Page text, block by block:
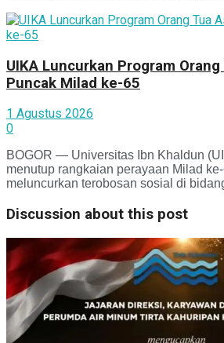
UIKA Luncurkan Program
Puncak Milad ke-65
1 Agustus 2026
0
BOGOR — Universitas Ibn Khaldun
menutup rangkaian perayaan Milad
meluncurkan terobosan sosial di
Discussion about this post